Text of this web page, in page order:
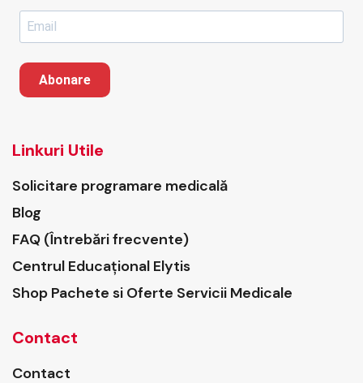
Abonare
Linkuri Utile
Solicitare programare medicală
Blog
FAQ (Întrebări frecvente)
Centrul Educațional Elytis
Shop Pachete si Oferte Servicii Medicale
Contact
Contact